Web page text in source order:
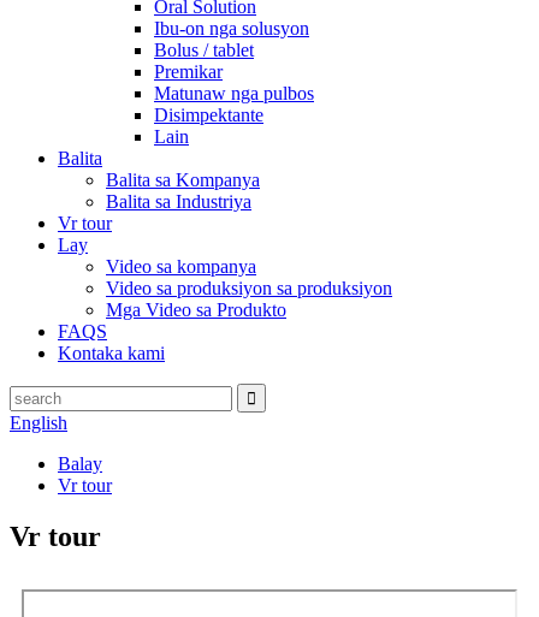
Oral Solution
Ibu-on nga solusyon
Bolus / tablet
Premikar
Matunaw nga pulbos
Disimpektante
Lain
Balita
Balita sa Kompanya
Balita sa Industriya
Vr tour
Lay
Video sa kompanya
Video sa produksiyon sa produksiyon
Mga Video sa Produkto
FAQS
Kontaka kami
English
Balay
Vr tour
Vr tour